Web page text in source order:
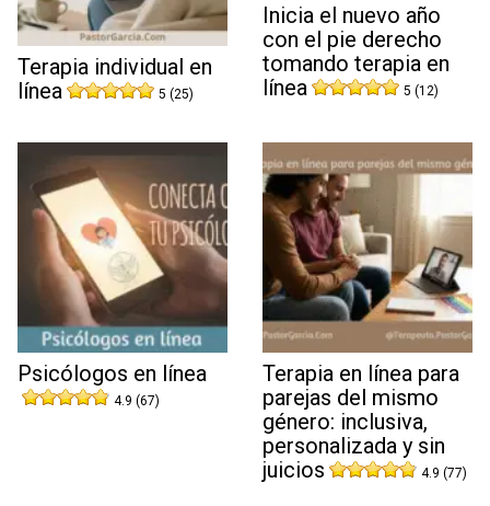
Terapia individual en
línea
5 (25)
Inicia el nuevo año
con el pie derecho
tomando terapia en
línea
5 (12)
Psicólogos en línea
4.9 (67)
Terapia en línea para
parejas del mismo
género: inclusiva,
personalizada y sin
juicios
4.9 (77)